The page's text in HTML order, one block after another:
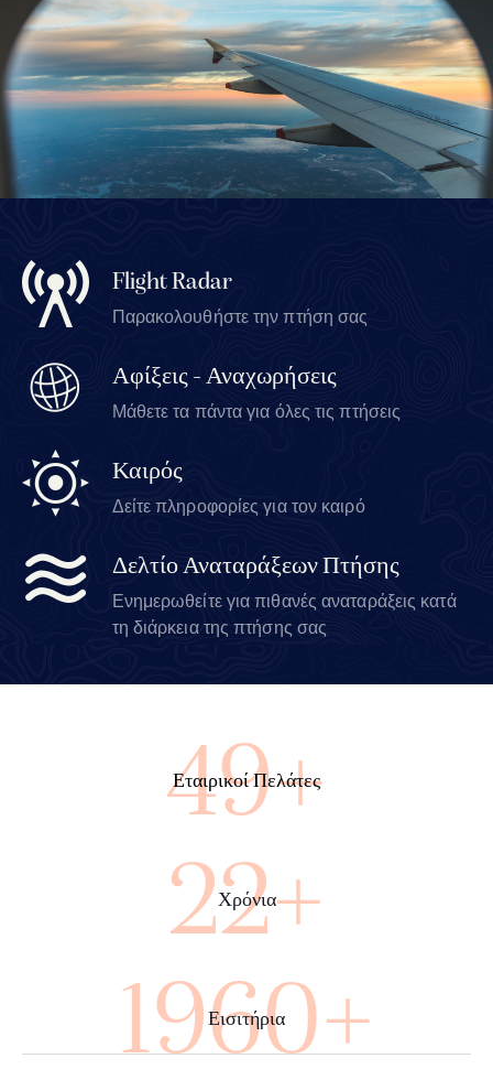
Flight Radar
Παρακολουθήστε την πτήση σας
Αφίξεις - Αναχωρήσεις
Μάθετε τα πάντα για όλες τις πτήσεις
Καιρός
Δείτε πληροφορίες για τον καιρό
Δελτίο Αναταράξεων Πτήσης
Ενημερωθείτε για πιθανές αναταράξεις κατά
τη διάρκεια της πτήσης σας
89+
Εταιρικοί Πελάτες
40+
Χρόνια
3560+
Εισιτήρια